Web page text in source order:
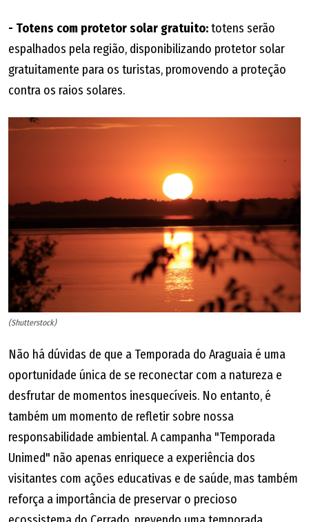
- Totens com protetor solar gratuito:totens serão
espalhados pela região, disponibilizando protetor solar
gratuitamente para os turistas, promovendo a proteção
contra os raios solares.
(Shutterstock)
Não há dúvidas de que a Temporada do Araguaia é uma
oportunidade única de se reconectar com a natureza e
desfrutar de momentos inesquecíveis. No entanto, é
também um momento de refletir sobre nossa
responsabilidade ambiental. A campanha "Temporada
Unimed" não apenas enriquece a experiência dos
visitantes com ações educativas e de saúde, mas também
reforça a importância de preservar o precioso